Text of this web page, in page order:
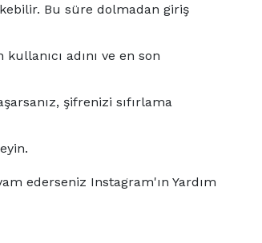
Bu süre dolmadan giriş
adını ve en son
şifrenizi sıfırlama
ederseniz Instagram'ın Yardım